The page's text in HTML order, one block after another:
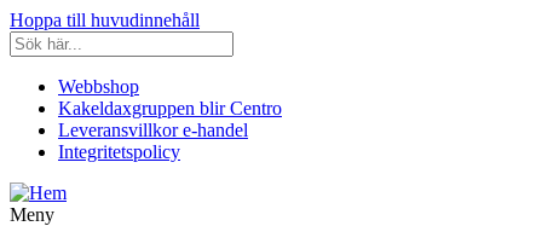
Hoppa till huvudinnehåll
Webbshop
Kakeldaxgruppen blir Centro
Leveransvillkor e-handel
Integritetspolicy
Meny